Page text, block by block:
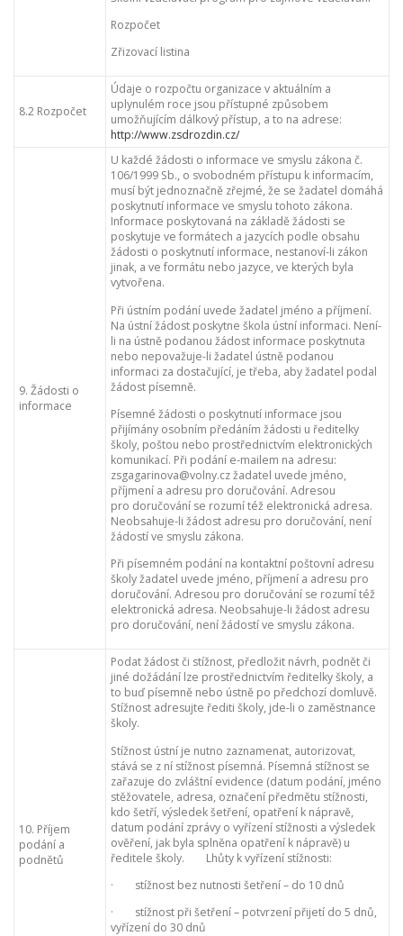
Rozpočet
Zřizovací listina
8.2 Rozpočet
Údaje o rozpočtu organizace v aktuálním a
uplynulém roce jsou přístupné způsobem
umožňujícím dálkový přístup, a to na adrese:
http://www.zsdrozdin.cz/
9. Žádosti o
informace
U každé žádosti o informace ve smyslu zákona č.
106/1999 Sb., o svobodném přístupu k informacím,
musí být jednoznačně zřejmé, že se žadatel domáhá
poskytnutí informace ve smyslu tohoto zákona.
Informace poskytovaná na základě žádosti se
poskytuje ve formátech a jazycích podle obsahu
žádosti o poskytnutí informace, nestanoví-li zákon
jinak, a ve formátu nebo jazyce, ve kterých byla
vytvořena.
Při ústním podání uvede žadatel jméno a příjmení.
Na ústní žádost poskytne škola ústní informaci. Není-
li na ústně podanou žádost informace poskytnuta
nebo nepovažuje-li žadatel ústně podanou
informaci za dostačující, je třeba, aby žadatel podal
žádost písemně.
Písemné žádosti o poskytnutí informace jsou
přijímány osobním předáním žádosti u ředitelky
školy, poštou nebo prostřednictvím elektronických
komunikací. Při podání e-mailem na adresu:
zsgagarinova@volny.cz žadatel uvede jméno,
příjmení a adresu pro doručování. Adresou
pro doručování se rozumí též elektronická adresa.
Neobsahuje-li žádost adresu pro doručování, není
žádostí ve smyslu zákona.
Při písemném podání na kontaktní poštovní adresu
školy žadatel uvede jméno, příjmení a adresu pro
doručování. Adresou pro doručování se rozumí též
elektronická adresa. Neobsahuje-li žádost adresu
pro doručování, není žádostí ve smyslu zákona.
10. Příjem
podání a
podnětů
Podat žádost či stížnost, předložit návrh, podnět či
jiné dožádání lze prostřednictvím ředitelky školy, a
to buď písemně nebo ústně po předchozí domluvě.
Stížnost adresujte řediti školy, jde-li o zaměstnance
školy.
Stížnost ústní je nutno zaznamenat, autorizovat,
stává se z ní stížnost písemná. Písemná stížnost se
zařazuje do zvláštní evidence (datum podání, jméno
stěžovatele, adresa, označení předmětu stížnosti,
kdo šetří, výsledek šetření, opatření k nápravě,
datum podání zprávy o vyřízení stížnosti a výsledek
ověření, jak byla splněna opatření k nápravě) u
ředitele školy. Lhůty k vyřízení stížnosti:
· stížnost bez nutnosti šetření – do 10 dnů
· stížnost při šetření – potvrzení přijetí do 5 dnů,
vyřízení do 30 dnů